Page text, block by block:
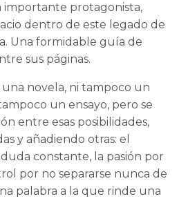
importante protagonista,
dentro de este legado de
Una formidable guía de
sus páginas.
novela, ni tampoco un
un ensayo, pero se
entre esas posibilidades,
y añadiendo otras: el
constante, la pasión por
por no separarse nunca de
palabra a la que rinde una